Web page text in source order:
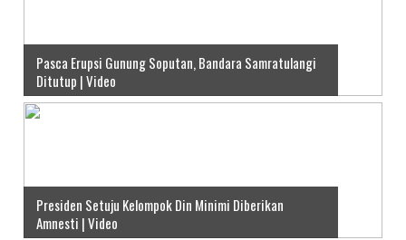
Pasca Erupsi Gunung Soputan, Bandara Samratulangi
Ditutup | Video
Presiden Setuju Kelompok Din Minimi Diberikan
Amnesti | Video